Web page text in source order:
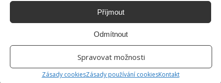
Příjmout
Odmítnout
Spravovat možnosti
Zásady cookiesZásady používání cookiesKontakt